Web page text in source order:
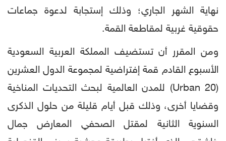
نهاية الشهر الجاري؛ وذلك إستجابة لدعوة جماعات
حقوقية غربية لمقاطعة القمة.
ومن المقرر أن تستضيف المملكة العربية السعودية
الأسبوع القادم قمة إفتراضية لمجموعة الدول العشرين
(Urban 20) للمدن العالمية لبحث التحديات المناخية
وقضايا أخرى، وذلك قبل أيام قليلة من حلول الذكرى
السنوية الثانية لمقتل الصحفي المعارض جمال